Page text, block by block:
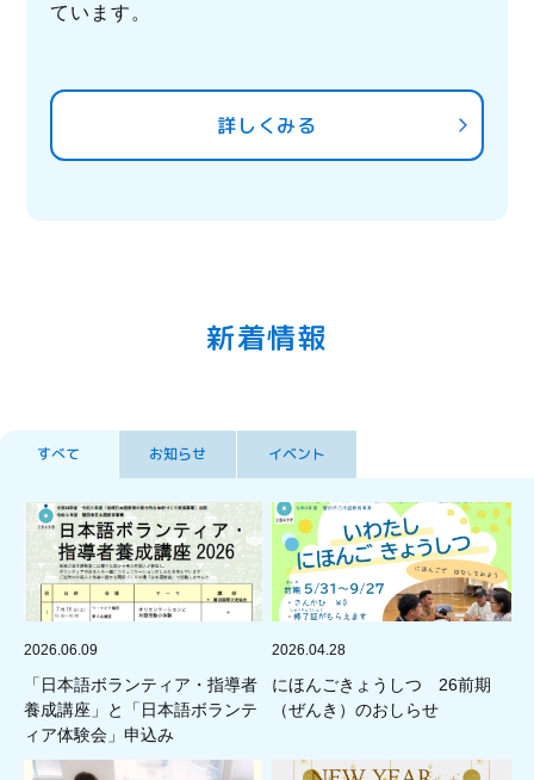
ています。
詳しくみる
新着情報
すべて お知らせ イベント
2026.06.09
「日本語ボランティア・指導者
養成講座」と「日本語ボランテ
ィア体験会」申込み
2026.04.28
にほんごきょうしつ 26前期
（ぜんき）のおしらせ